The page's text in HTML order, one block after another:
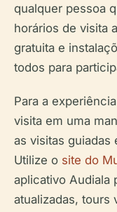
qualquer pessoa
horários de visita
gratuita e
todos para
Para a
visita em uma
as visitas guiadas
Utilize o site do
aplicativo Audiala
atualizadas, tours